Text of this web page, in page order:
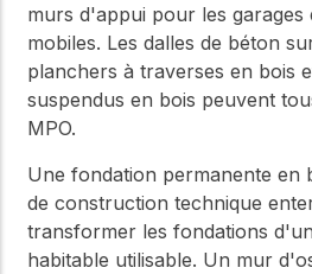
murs d'appui pour les garages
mobiles. Les dalles de béton
planchers à traverses en bois
suspendus en bois peuvent
MPO.
Une fondation permanente en
de construction technique
transformer les fondations
habitable utilisable. Un mur